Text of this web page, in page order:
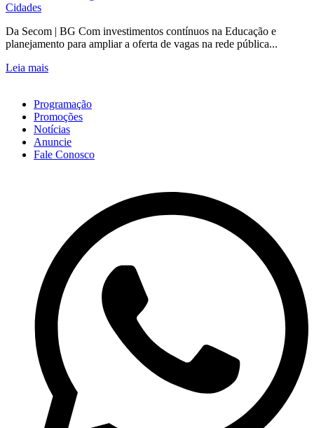
Cidades
Da Secom | BG Com investimentos contínuos na Educação e
planejamento para ampliar a oferta de vagas na rede pública...
Leia mais
Programação
Promoções
Notícias
Anuncie
Fale Conosco